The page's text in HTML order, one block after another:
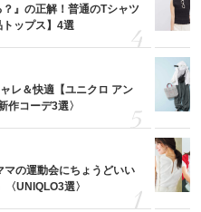
？』の正解！普通のTシャツ
ップス】4選
レ＆快適【ユニクロ アン
作コーデ3選〉
マの運動会にちょうどいい
UNIQLO3選〉